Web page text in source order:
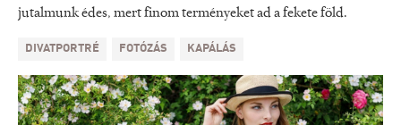
jutalmunk édes, mert finom terményeket ad a fekete föld.
DIVATPORTRÉ FOTÓZÁS KAPÁLÁS